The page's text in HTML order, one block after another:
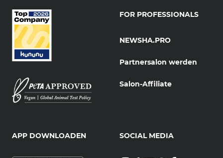
FOR PROFESSIONALS
NEWSHA.PRO
Partnersalon werden
Salon-Affiliate
APP DOWNLOADEN SOCIAL MEDIA